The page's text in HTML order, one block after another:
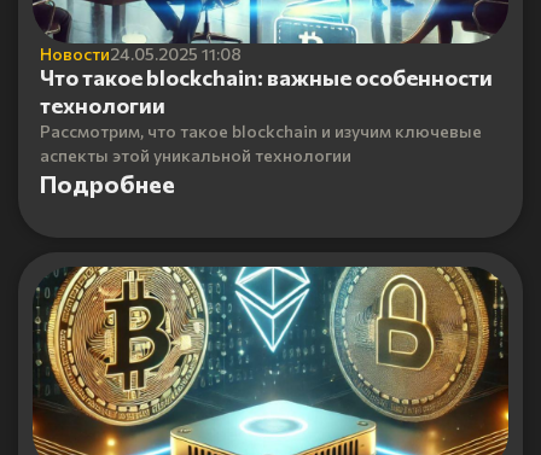
Новости24.05.2025 11:08
Что такое blockchain: важные особенности
технологии
Рассмотрим, что такое blockchain и изучим ключевые
аспекты этой уникальной технологии
Подробнее